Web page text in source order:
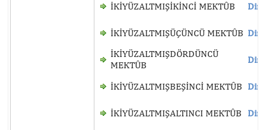
İKİYÜZALTMIŞİKİNCİ MEKTÛB
İKİYÜZALTMIŞÜÇÜNCÜ MEKTÛB
İKİYÜZALTMIŞDÖRDÜNCÜ
MEKTÛB
İKİYÜZALTMIŞBEŞİNCİ MEKTÛB
İKİYÜZALTMIŞALTINCI MEKTÛB